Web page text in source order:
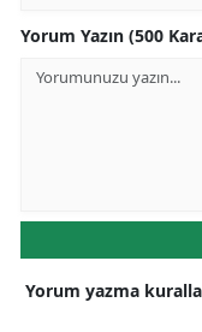
Yorum Yazın (500
Yorum yazma